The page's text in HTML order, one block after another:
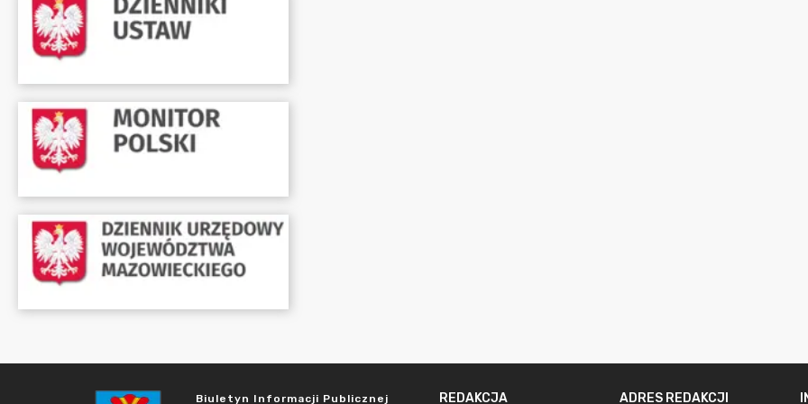
Biuletyn Informacji Publicznej REDAKCJA ADRES REDAKCJI